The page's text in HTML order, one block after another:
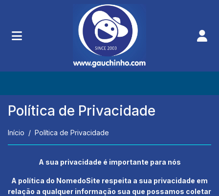
Política de Privacidade
Início Política de Privacidade
A sua privacidade é importante para nós
A política do NomedoSite respeita a sua privacidade em
relação a qualquer informação sua que possamos coletar